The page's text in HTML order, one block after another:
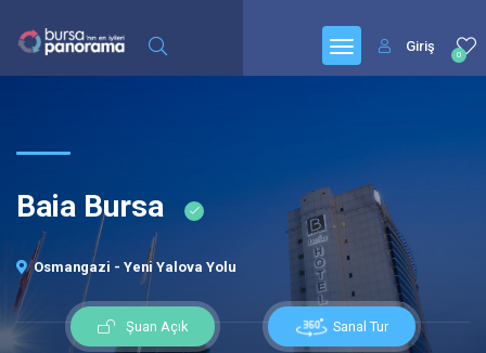
0
Giriş
Baia Bursa
Osmangazi - Yeni Yalova Yolu
Şuan Açık Sanal Tur